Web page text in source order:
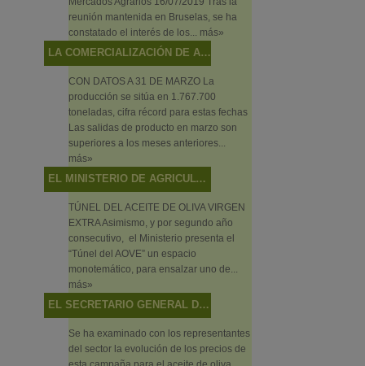
reunión mantenida en Bruselas, se ha
constatado el interés de los... más»
LA COMERCIALIZACIÓN DE ACEITE DE OLIVA ALCANZA NIVELES MÁXIMOS EN EL ECUADOR DE LA CAMPAÑA
CON DATOS A 31 DE MARZO La
producción se sitúa en 1.767.700
toneladas, cifra récord para estas fechas
Las salidas de producto en marzo son
superiores a los meses anteriores...
más»
EL MINISTERIO DE AGRICULTURA, PESCA Y ALIMENTACIÓN PROMOCIONA BAJO EL CONCEPTO “ALIMENTOS DE ESPAÑA” LOS VINOS, ACEITES Y PRODUCTOS PESQUEROS EN EL SALÓN DE GOURMETS 2019
TÚNEL DEL ACEITE DE OLIVA VIRGEN
EXTRA Asimismo, y por segundo año
consecutivo, el Ministerio presenta el
“Túnel del AOVE” un espacio
monotemático, para ensalzar uno de...
más»
EL SECRETARIO GENERAL DE AGRICULTURA Y ALIMENTACIÓN PRESIDE LA MESA SECTORIAL DE ACEITE DE OLIVA Y ACEITUNA DE MESA
Se ha examinado con los representantes
del sector la evolución de los precios de